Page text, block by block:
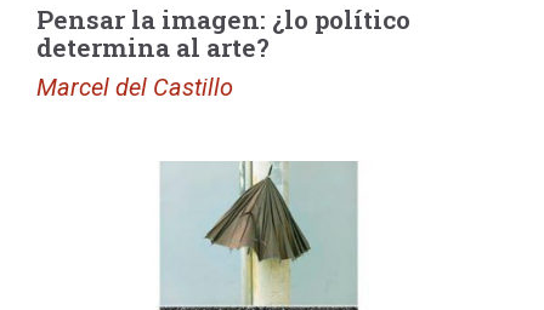
Pensar la imagen: ¿lo político
determina al arte?
Marcel del Castillo